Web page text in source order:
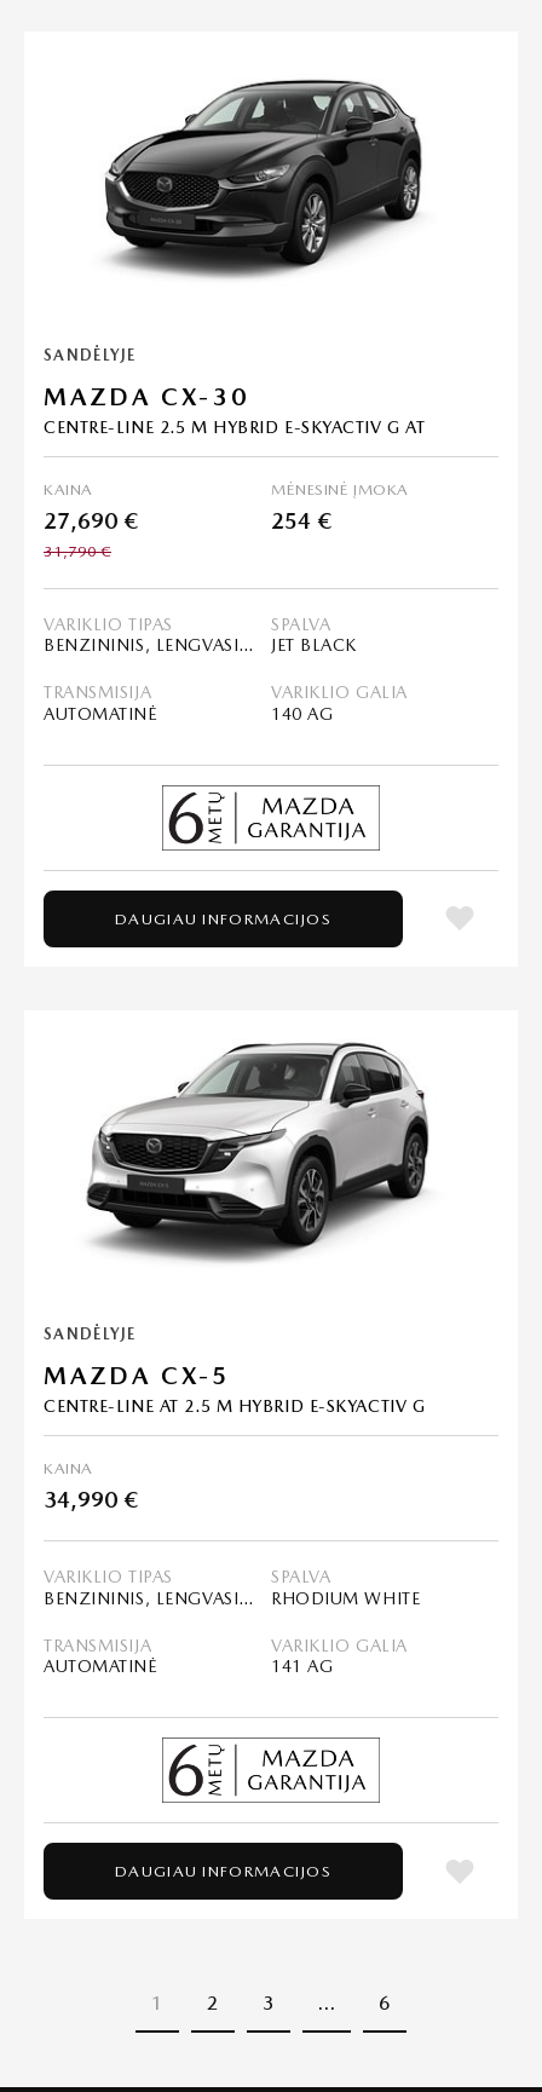
SANDĖLYJE
MAZDA CX-30
CENTRE-LINE 2.5 M HYBRID E-SKYACTIV G AT
KAINA
27,690 €
31,790 €
MĖNESINĖ ĮMOKA
254 €
VARIKLIO TIPAS
BENZININIS, LENGVASIS HIBRIDAS (MHEV)
SPALVA
JET BLACK
TRANSMISIJA
AUTOMATINĖ
VARIKLIO GALIA
140 AG
DAUGIAU INFORMACIJOS
SANDĖLYJE
MAZDA CX-5
CENTRE-LINE AT 2.5 M HYBRID E-SKYACTIV G
KAINA
34,990 €
VARIKLIO TIPAS
BENZININIS, LENGVASIS HIBRIDAS (MHEV)
SPALVA
RHODIUM WHITE
TRANSMISIJA
AUTOMATINĖ
VARIKLIO GALIA
141 AG
DAUGIAU INFORMACIJOS
1 2 3 … 6